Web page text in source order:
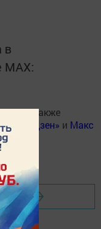
в
MАХ:
, а также
«Дзен» и Макс